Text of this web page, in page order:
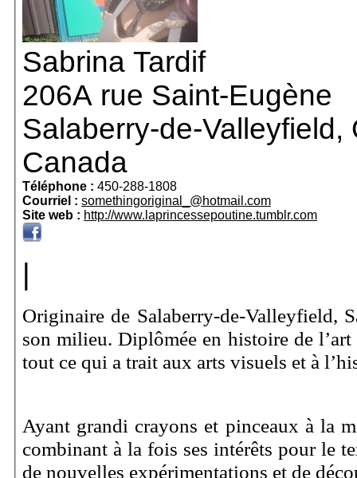
Sabrina Tardif
206A rue Saint-Eugène
Salaberry-de-Valleyfield ,
Canada
Téléphone : 450-288-1808
Courriel : somethingoriginal_@hotmail.com
Site web : http://www.laprincessepoutine.tumblr.com
Originaire de Salaberry-de-Valleyfield,
son milieu. Diplômée en histoire de
tout ce qui a trait aux arts visuels et à
Ayant grandi crayons et pinceaux à la
combinant à la fois ses intérêts pour le
de nouvelles expérimentations et de